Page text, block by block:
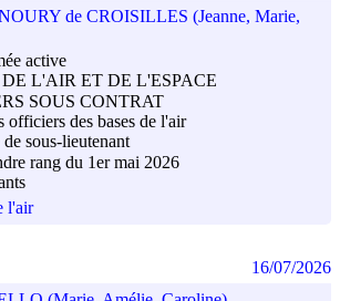
de CROISILLES (Jeanne, Marie,
active
L'AIR ET DE L'ESPACE
SOUS CONTRAT
officiers des bases de l'air
sous-lieutenant
rang du 1er mai 2026
l'air
16/07/2026